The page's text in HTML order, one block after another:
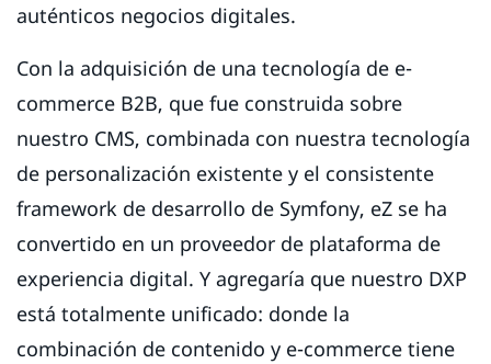
auténticos negocios digitales.
Con la adquisición de una tecnología de e-
commerce B2B, que fue construida sobre
nuestro CMS, combinada con nuestra tecnología
de personalización existente y el consistente
framework de desarrollo de Symfony, eZ se ha
convertido en un proveedor de plataforma de
experiencia digital. Y agregaría que nuestro DXP
está totalmente unificado: donde la
combinación de contenido y e-commerce tiene